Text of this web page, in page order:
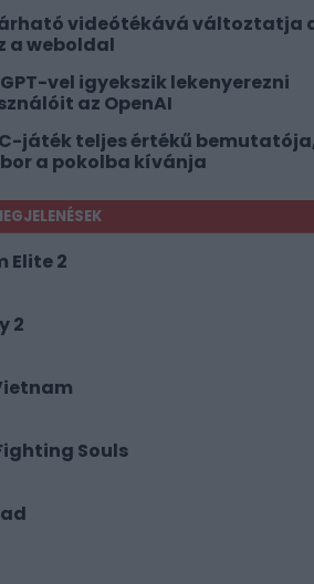
videótékává változtatja
a weboldal
vel igyekszik lekenyerezni
az OpenAI
játék teljes értékű
a pokolba kívánja
Elite 2
2
Souls